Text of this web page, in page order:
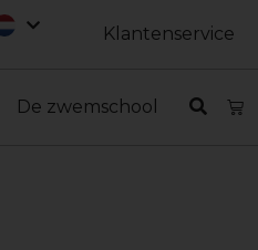
Klantenservice
De zwemschool